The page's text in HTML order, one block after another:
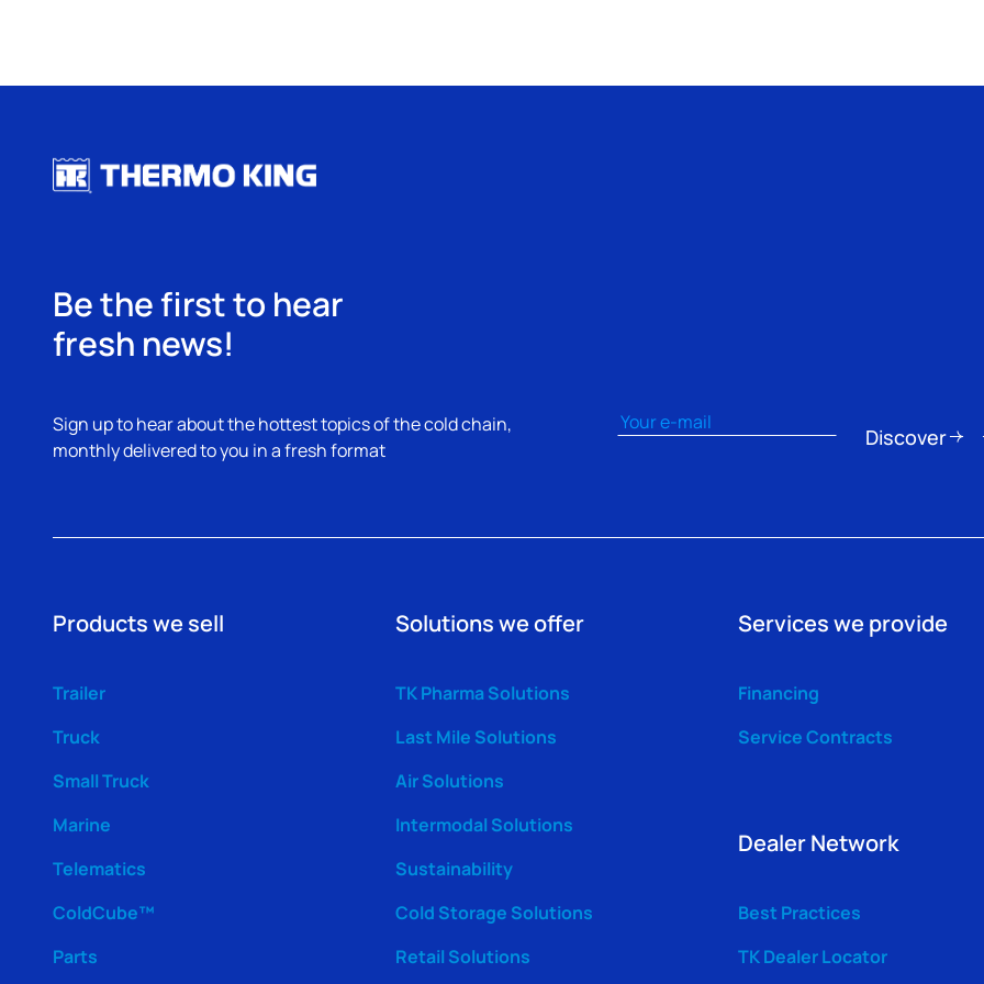
Be the first to hear
fresh news!
Sign up to hear about the hottest topics of the cold chain,
monthly delivered to you in a fresh format
Email(Obbligatorio)
Discover
Products we sell
Trailer
Truck
Small Truck
Marine
Telematics
ColdCube™
Parts
Solutions we offer
TK Pharma Solutions
Last Mile Solutions
Air Solutions
Intermodal Solutions
Sustainability
Cold Storage Solutions
Retail Solutions
Services we provide
Financing
Service Contracts
Dealer Network
Best Practices
TK Dealer Locator